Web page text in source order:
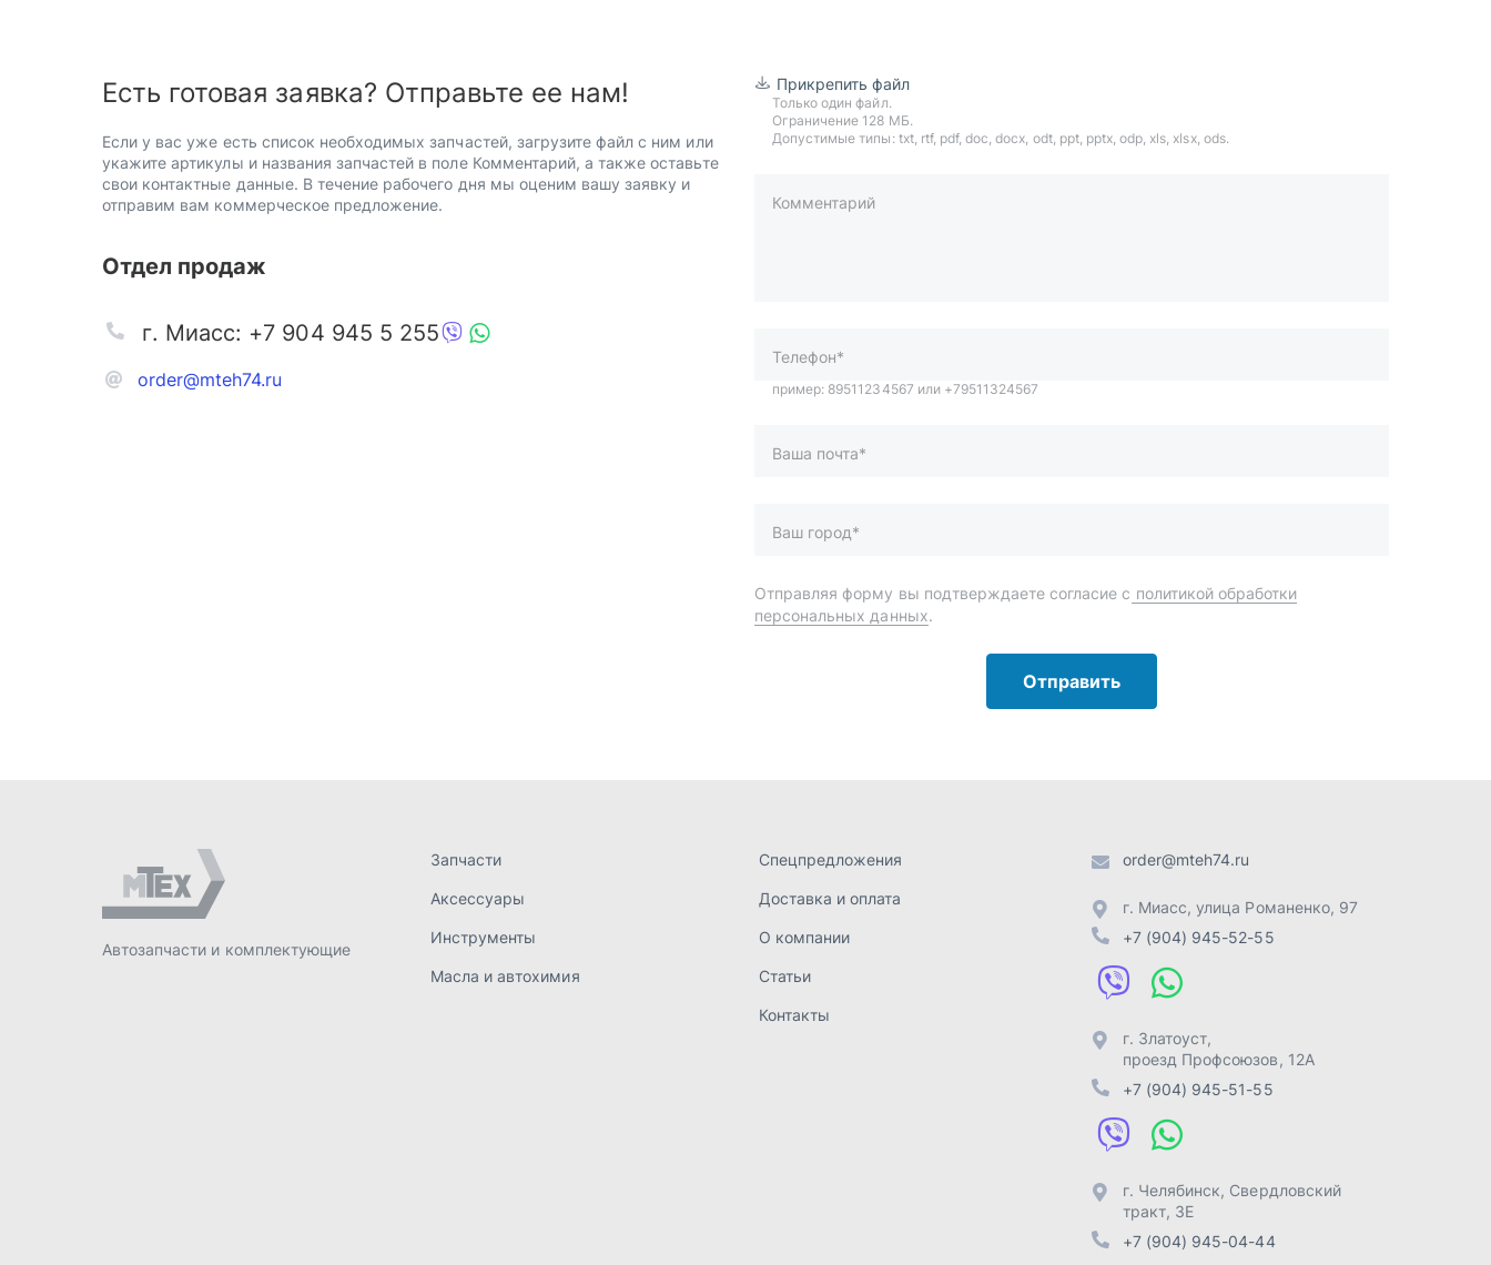
Есть готовая заявка? Отправьте ее нам!
Если у вас уже есть список необходимых запчастей, загрузите файл с ним или
укажите артикулы и названия запчастей в поле Комментарий, а также оставьте
свои контактные данные. В течение рабочего дня мы оценим вашу заявку и
отправим вам коммерческое предложение.
Отдел продаж
order@mteh74.ru
г. Миасс: +7 904 945 5 255
Прикрепить файл
Только один файл.
Ограничение 128 МБ.
Допустимые типы: txt, rtf, pdf, doc, docx, odt, ppt, pptx, odp, xls, xlsx, ods.
Комментарий
пример: 89511234567 или +79511324567
Отправить
Доставка и оплата
+7 (904) 945-52-55
г. Челябинск,Свердловский
тракт, 3Е
Отправить заявку
Разработка -